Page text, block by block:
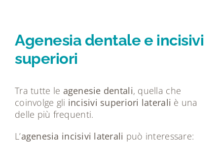
Agenesia dentale e incisivi
superiori
Tra tutte le agenesie dentali, quella che
coinvolge gli incisivi superiori laterali è una
delle più frequenti.
L’agenesia incisivi laterali può interessare: